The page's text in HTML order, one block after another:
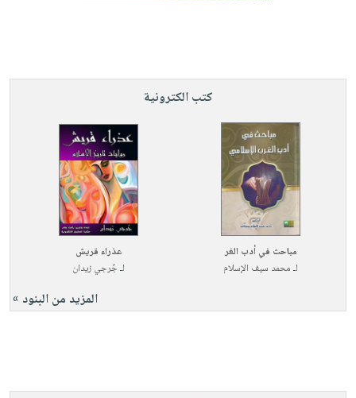
كتب الكترونية
مباحث في أدب الغر
لـمحمد سيف الإسلام
عذراء قريش
لـجُرجي زيدان
المزيد من البنود »